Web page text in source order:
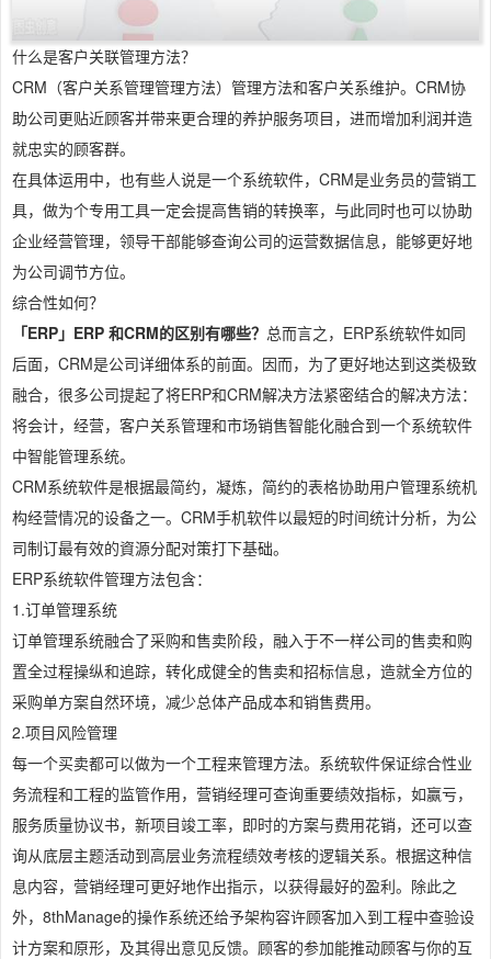
什么是客户关联管理方法？
CRM（客户关系管理管理方法）管理方法和客户关系维护。CRM协
助公司更贴近顾客并带来更合理的养护服务项目，进而增加利润并造
就忠实的顾客群。
在具体运用中，也有些人说是一个系统软件，CRM是业务员的营销工
具，做为个专用工具一定会提高售销的转换率，与此同时也可以协助
企业经营管理，领导干部能够查询公司的运营数据信息，能够更好地
为公司调节方位。
综合性如何？
「ERP」ERP 和CRM的区别有哪些？ 总而言之，ERP系统软件如同
后面，CRM是公司详细体系的前面。因而，为了更好地达到这类极致
融合，很多公司提起了将ERP和CRM解决方法紧密结合的解决方法：
将会计，经营，客户关系管理和市场销售智能化融合到一个系统软件
中智能管理系统。
CRM系统软件是根据最简约，凝炼，简约的表格协助用户管理系统机
构经营情况的设备之一。CRM手机软件以最短的时间统计分析，为公
司制订最有效的資源分配对策打下基础。
ERP系统软件管理方法包含：
1.订单管理系统
订单管理系统融合了采购和售卖阶段，融入于不一样公司的售卖和购
置全过程操纵和追踪，转化成健全的售卖和招标信息，造就全方位的
采购单方案自然环境，减少总体产品成本和销售费用。
2.项目风险管理
每一个买卖都可以做为一个工程来管理方法。系统软件保证综合性业
务流程和工程的监管作用，营销经理可查询重要绩效指标，如赢亏，
服务质量协议书，新项目竣工率，即时的方案与费用花销，还可以查
询从底层主题活动到高层业务流程绩效考核的逻辑关系。根据这种信
息内容，营销经理可更好地作出指示，以获得最好的盈利。除此之
外，8thManage的操作系统还给予架构容许顾客加入到工程中查验设
计方案和原形，及其得出意见反馈。顾客的参加能推动顾客与你的互